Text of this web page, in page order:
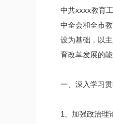
中共xxxx教育
中全会和全市
设为基础，以
育改革发展的
一、深入学习
1、加强政治理